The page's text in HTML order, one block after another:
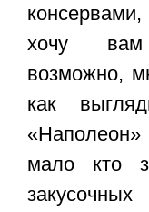
консервами,
хочу вам
возможно,
как
мало кто